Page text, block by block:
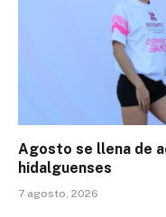
Agosto se llena de
hidalguenses
7 agosto, 2026